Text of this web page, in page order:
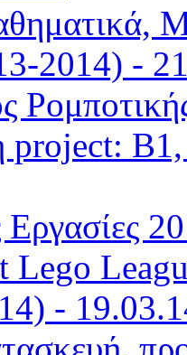
2014) -
project:
Εργασίες
Lego
-